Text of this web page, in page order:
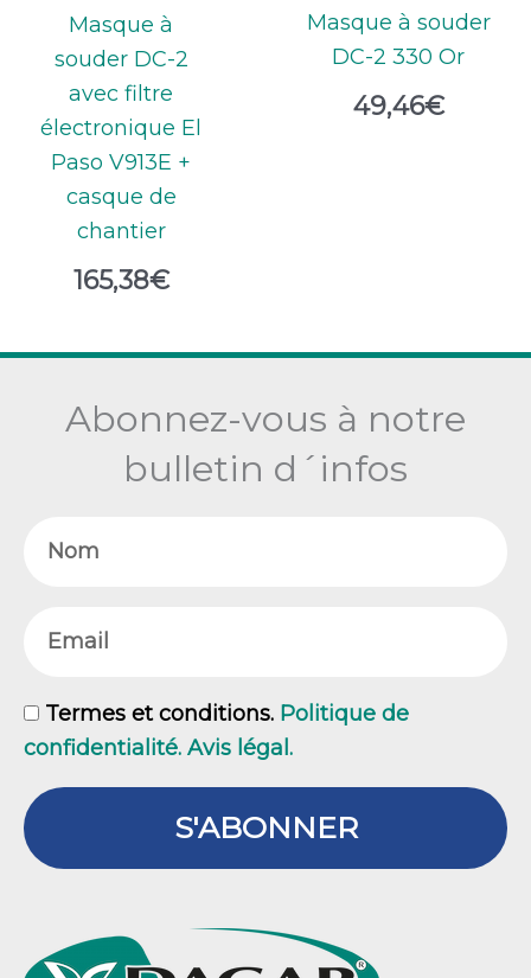
Masque à
souder DC-2
avec filtre
électronique El
Paso V913E +
casque de
chantier
165,38€
Masque à souder
DC-2 330 Or
49,46€
Abonnez-vous à notre
bulletin d´infos
GDPR
Termes et conditions. Politique de
confidentialité. Avis légal.
S'ABONNER